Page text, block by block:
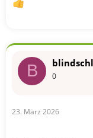
B 0
23. März 2026